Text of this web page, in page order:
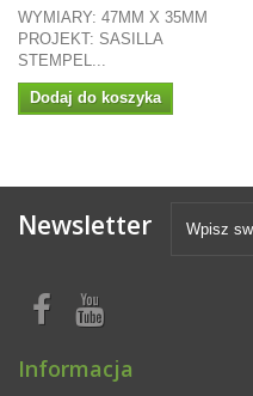
WYMIARY: 47MM X 35MM
PROJEKT: SASILLA
STEMPEL...
Dodaj do koszyka
Newsletter
Informacja